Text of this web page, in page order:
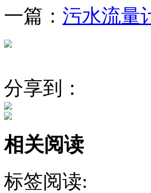
一篇： 污水流量
分享到：
相关阅读
标签阅读: